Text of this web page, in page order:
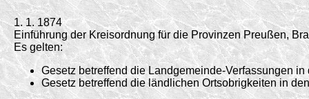
1. 1. 1874
Einführung der Kreisordnung für die Provinzen Preußen,
Es gelten:
Gesetz betreffend die Landgemeinde-Verfassungen
Gesetz betreffend die ländlichen Ortsobrigkeiten in